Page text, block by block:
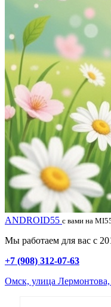
ANDROID55 с вами на
Мы работаем для вас с
+7 (908) 312-07-63
Омск, улица